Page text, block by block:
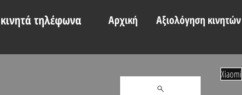
τηλέφωνα Αρχική Αξιολόγηση κινητών
Xiaomi